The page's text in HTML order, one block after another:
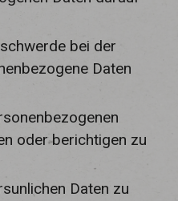
bei der
Daten
oder berichtigen zu
Daten zu